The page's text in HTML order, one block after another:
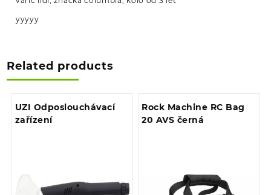
yyyyy
Related products
UZI Odposlouchávací
zařízení
Rock Machine RC Bag
20 AVS černá